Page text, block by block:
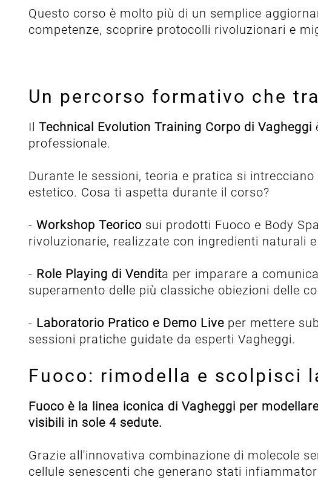
Questo corso è molto più di un semplice
competenze, scoprire protocolli rivoluzionari e
Un percorso formativo che
IlTechnical Evolution Training Corpo di Vagheggi
professionale.
Durante le sessioni, teoria e pratica si
estetico. Cosa ti aspetta durante il corso?
-Workshop Teorico sui prodotti Fuoco e Body
rivoluzionarie, realizzate con ingredienti naturali
- Role Playing di Vendita per imparare a
superamento delle più classiche obiezioni delle
- Laboratorio Pratico e Demo Live per mettere
sessioni pratiche guidate da esperti Vagheggi.
Fuoco: rimodella e scolpisci
Fuoco è la linea iconica di Vagheggi per
visibili in sole 4 sedute.
Grazie all'innovativa combinazione di molecole
cellule senescenti che generano stati